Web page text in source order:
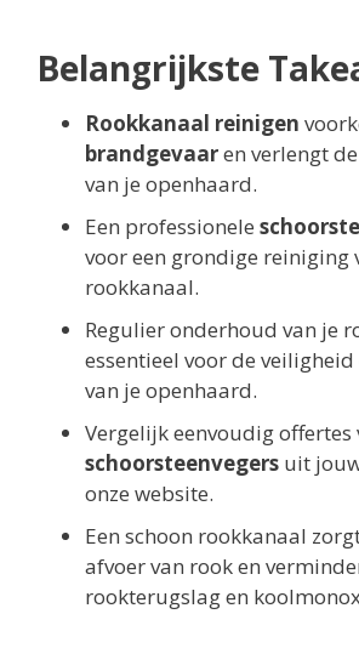
Belangrijkste
Rookkanaal reinigen
brandgevaaren verlengt
van je openhaard.
Een professionele
voor een grondige reiniging
rookkanaal.
Regulier onderhoud van je
essentieel voor de
van je openhaard.
Vergelijk eenvoudig offertes
schoorsteenvegers uit
onze website.
Een schoon rookkanaal
afvoer van rook en
rookterugslag en